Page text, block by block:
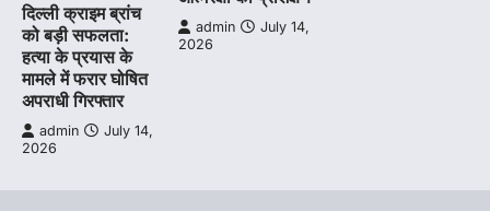
दिल्ली क्राइम ब्रांच
को बड़ी सफलता:
हत्या के प्रयास के
मामले में फरार घोषित
अपराधी गिरफ्तार
admin
July 14,
2026
admin
July 14,
2026